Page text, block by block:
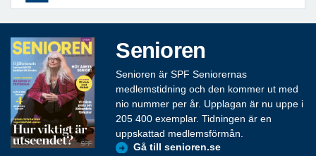
Senioren
Senioren är SPF Seniorernas
medlemstidning och den kommer ut med
nio nummer per år. Upplagan är nu uppe i
205 400 exemplar. Tidningen är en
uppskattad medlemsförmån.
Gå till senioren.se